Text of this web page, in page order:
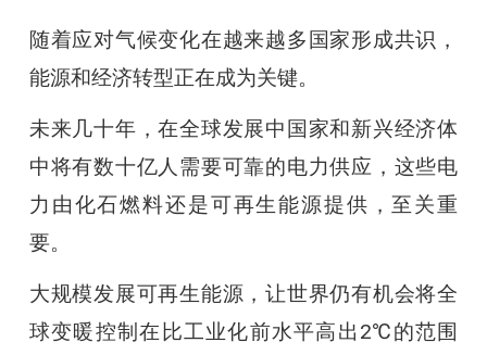
随着应对气候变化在越来越多国家形成共识，
能源和经济转型正在成为关键。
未来几十年，在全球发展中国家和新兴经济体
中将有数十亿人需要可靠的电力供应，这些电
力由化石燃料还是可再生能源提供，至关重
要。
大规模发展可再生能源，让世界仍有机会将全
球变暖控制在比工业化前水平高出2℃的范围